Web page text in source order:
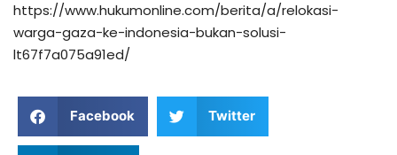
https://www.hukumonline.com/berita/a/relokasi-
warga-gaza-ke-indonesia-bukan-solusi-
lt67f7a075a91ed/
Facebook Twitter